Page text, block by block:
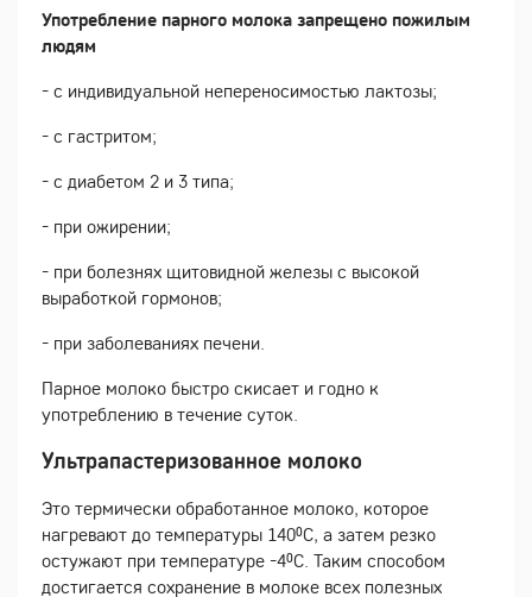
Употребление парного молока запрещено пожилым
людям
- с индивидуальной непереносимостью лактозы;
- с гастритом;
- с диабетом 2 и 3 типа;
- при ожирении;
- при болезнях щитовидной железы с высокой
выработкой гормонов;
- при заболеваниях печени.
Парное молоко быстро скисает и годно к
употреблению в течение суток.
Ультрапастеризованное молоко
Это термически обработанное молоко, которое
нагревают до температуры 140⁰С, а затем резко
остужают при температуре -4⁰С. Таким способом
достигается сохранение в молоке всех полезных